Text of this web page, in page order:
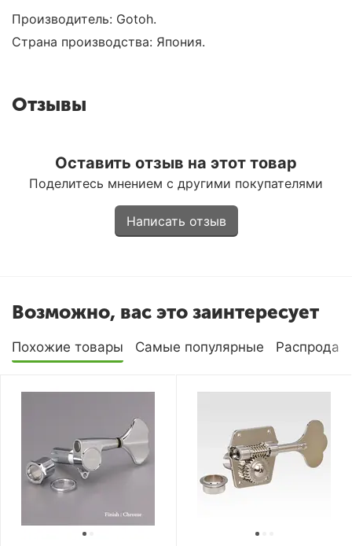
Производитель: Gotoh.
Страна производства: Япония.
Отзывы
Оставить отзыв на этот товар
Поделитесь мнением с другими покупателями
Написать отзыв
Возможно, вас это заинтересует
Похожие товары Самые популярные